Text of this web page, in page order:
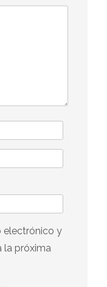
electrónico y
la próxima